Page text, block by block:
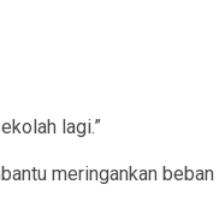
lagi.”
meringankan